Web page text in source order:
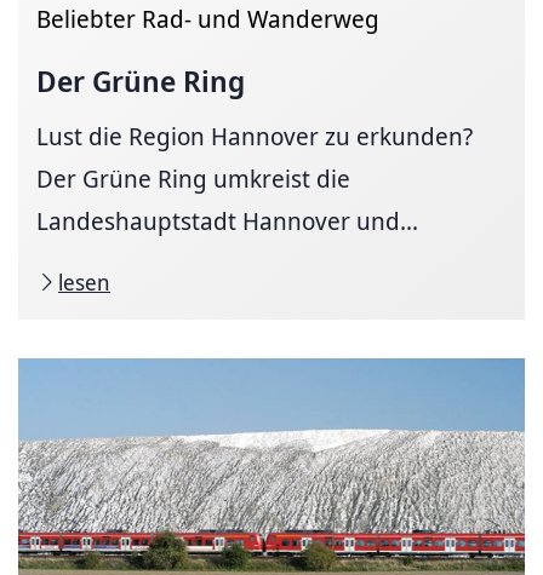
Beliebter Rad- und Wanderweg
Der Grüne Ring
Lust die Region Hannover zu erkunden?
Der Grüne Ring umkreist die
Landeshauptstadt Hannover und...
lesen